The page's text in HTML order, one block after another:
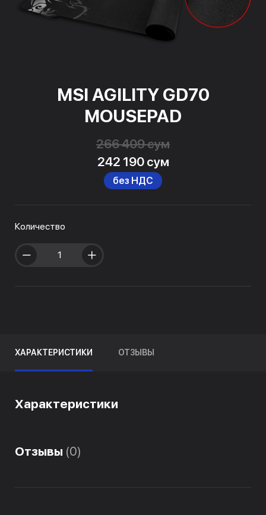
MSI AGILITY GD70
MOUSEPAD
266 409 сум
242 190 сум
без НДС
Количество
ХАРАКТЕРИСТИКИ ОТЗЫВЫ
Характеристики
Отзывы (0)